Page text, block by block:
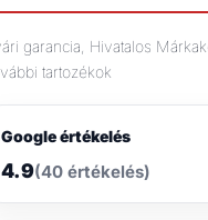
garancia, Hivatalos
tartozékok
Google értékelés
4.9(40 értékelés)